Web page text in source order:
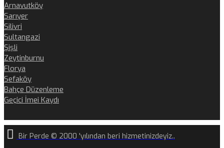
Arnavutköy
Sarıyer
Silivri
Sultangazi
Şişli
Zeytinburnu
Florya
Sefaköy
Bahçe Düzenleme
Geçici İmei Kaydı
Bir Perde © 2000 'yılından beri hizmetinizdeyiz..